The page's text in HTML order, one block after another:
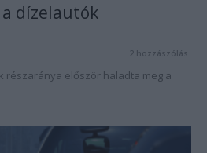
dízelautók
2 hozzászólás
részaránya először haladta meg a